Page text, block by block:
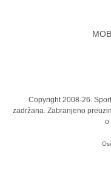
Copyright 2008-26.
zadržana. Zabranjeno
o